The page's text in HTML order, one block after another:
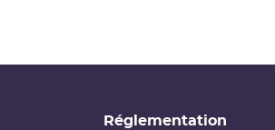
Réglementation